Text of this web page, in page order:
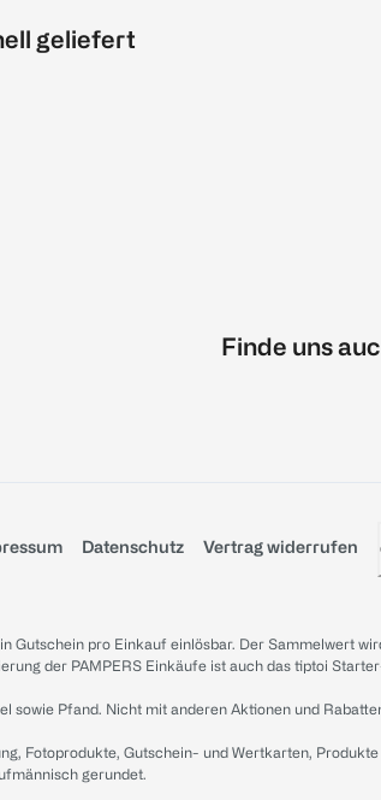
geliefert
Finde uns
Datenschutz Vertrag widerrufen
Gutschein pro Einkauf einlösbar. Der Sammelwert
der PAMPERS Einkäufe ist auch das tiptoi
sowie Pfand. Nicht mit anderen Aktionen und
Fotoprodukte, Gutschein- und Wertkarten,
gerundet.